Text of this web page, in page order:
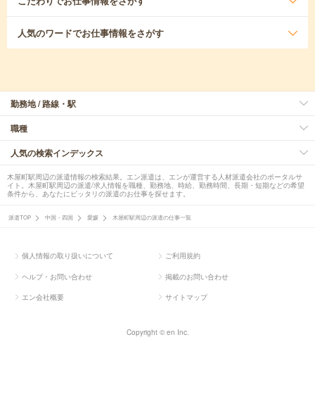
人気のワードでお仕事情報をさがす
勤務地 / 路線・駅
職種
人気の検索インデックス
木屋町駅周辺の派遣情報の検索結果。エン派遣は、エンが運営する人材派遣会社のポータルサ
イト。木屋町駅周辺の派遣/求人情報を職種、勤務地、時給、勤務時間、長期・短期などの希望
条件から、あなたにピッタリの派遣のお仕事を探せます。
派遣TOP 中国・四国 愛媛 木屋町駅周辺の派遣の仕事一覧
個人情報の取り扱いについて ご利用規約
ヘルプ・お問い合わせ 掲載のお問い合わせ
エン会社概要 サイトマップ
Copyright © en Inc.